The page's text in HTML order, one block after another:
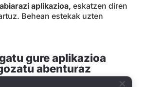
aplikazioa, eskatzen diren
Behean estekak uzten
gure aplikazioa
abenturaz